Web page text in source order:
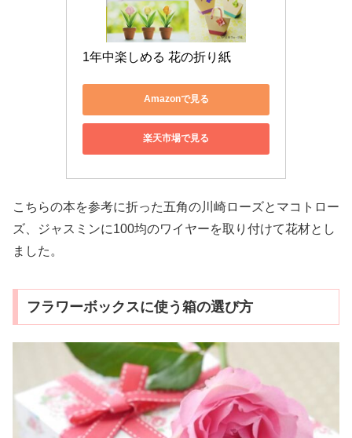
1年中楽しめる 花の折り紙
Amazonで見る
楽天市場で見る
こちらの本を参考に折った五角の川崎ローズとマコトロー
ズ、ジャスミンに100均のワイヤーを取り付けて花材とし
ました。
フラワーボックスに使う箱の選び方